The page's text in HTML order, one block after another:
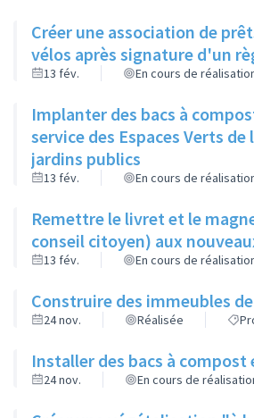
Créer une association de
vélos après signature d'un
13 fév. En cours de
Implanter des bacs à
service des Espaces Verts
jardins publics
13 fév. En cours de
Remettre le livret et le
conseil citoyen) aux
13 fév. En cours de
Construire des immeubles
24 nov. Réalisée
Installer des bacs à
24 nov. En cours de